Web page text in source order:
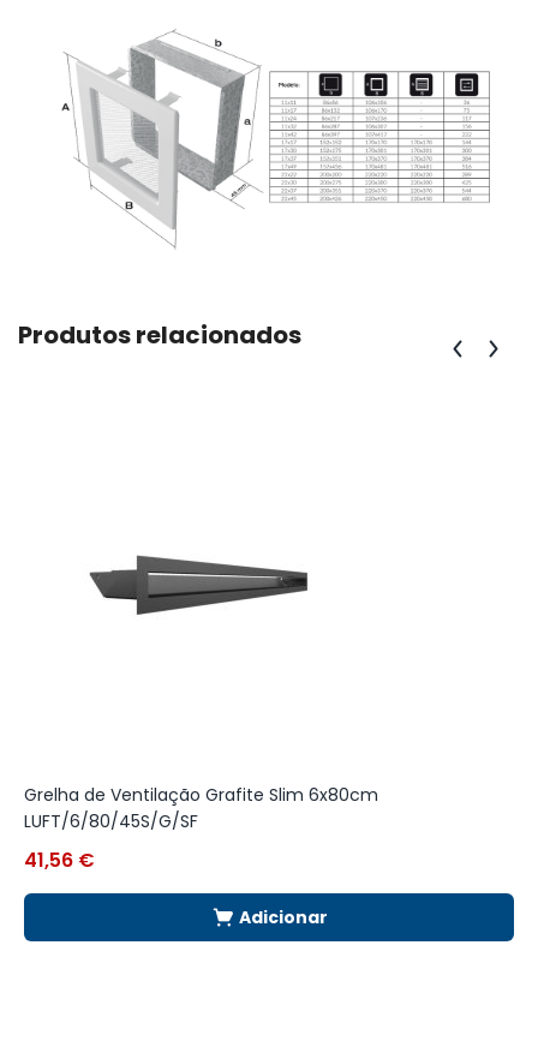
Produtos relacionados
Grelha de Ventilação Grafite Slim 6x80cm
LUFT/6/80/45S/G/SF
41,56 €
Adicionar